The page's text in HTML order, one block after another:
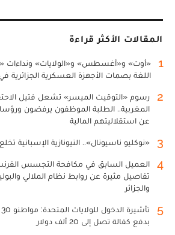
المقالات الأكثر قراءة
1
«أوت» و«أغسطس» و«الولايات»
اللغة بصمات الأجهزة العسكرية الجزائرية
2
رسوم «التوقيت الميسر» تشعل فتيل
المغربية.. الطلبة الموظفون يرفضون
عن استقلاليتهم المالية
3 «نوكليو ناسيونال».. النيونازية الإسبانية
4
العميل السابق في مكافحة التجسس
تفاصيل مثيرة عن روابط نظام الملالي
والجزائر
5
بدفع كفالة تصل إلى 20 ألف دولار